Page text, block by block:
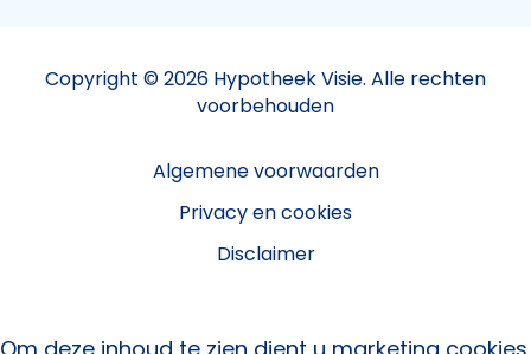
Copyright © 2026 Hypotheek Visie. Alle rechten
voorbehouden
Algemene voorwaarden
Privacy en cookies
Disclaimer